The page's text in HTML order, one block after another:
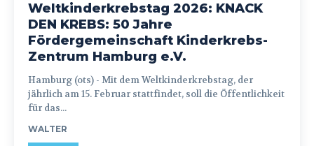
Weltkinderkrebstag 2026: KNACK
DEN KREBS: 50 Jahre
Fördergemeinschaft Kinderkrebs-
Zentrum Hamburg e.V.
Hamburg (ots) - Mit dem Weltkinderkrebstag, der
jährlich am 15. Februar stattfindet, soll die Öffentlichkeit
für das...
WALTER